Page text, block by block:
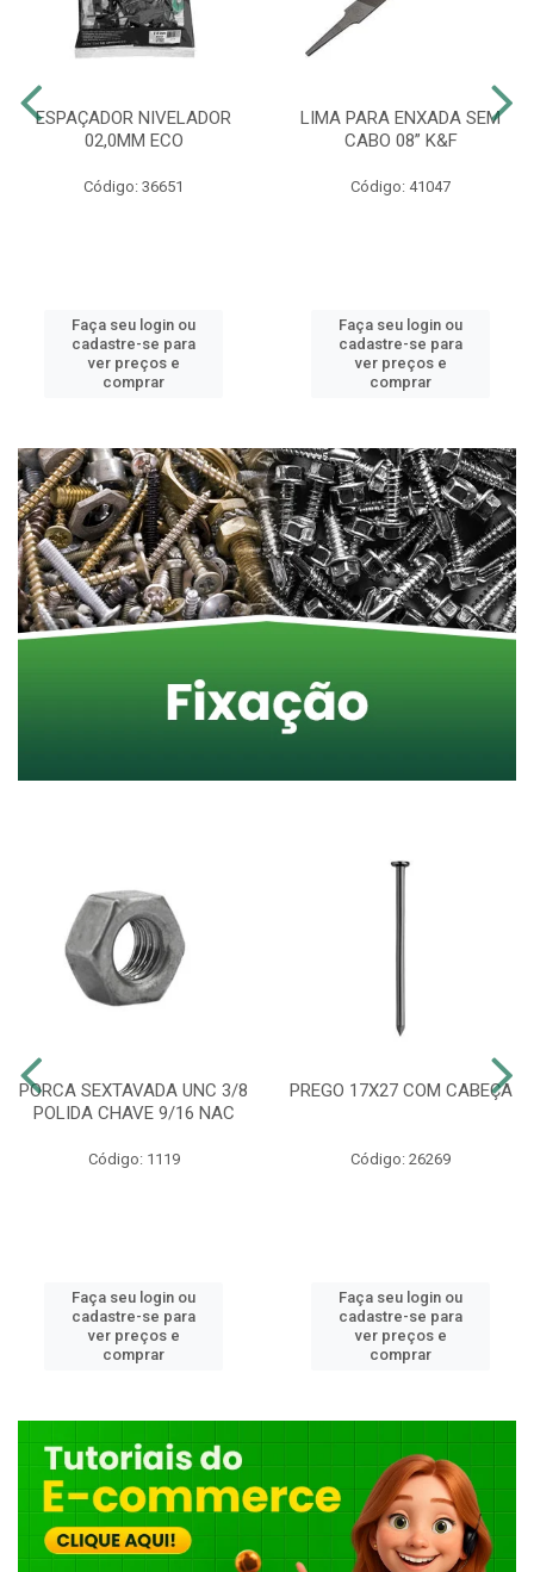
ESPAÇADOR NIVELADOR
02,0MM ECO
Código: 36651
Faça seu login ou
cadastre-se para
ver preços e
comprar
LIMA PARA ENXADA SEM
CABO 08” K&F
Código: 41047
Faça seu login ou
cadastre-se para
ver preços e
comprar
PORCA SEXTAVADA UNC 3/8
POLIDA CHAVE 9/16 NAC
Código: 1119
Faça seu login ou
cadastre-se para
ver preços e
comprar
PREGO 17X27 COM CABEÇA
Código: 26269
Faça seu login ou
cadastre-se para
ver preços e
comprar